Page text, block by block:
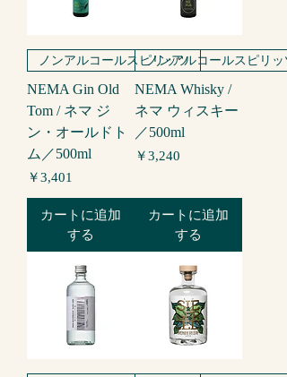
ノンアルコールスピリッツ
NEMA Gin Old
Tom / ネマ ジ
ン・オールドト
ム／500ml
価格
￥3,401
カートに追加
する
ノンアルコールスピリッ
NEMA Whisky /
ネマ ウィスキー
／500ml
価格
￥3,240
カートに追加
する